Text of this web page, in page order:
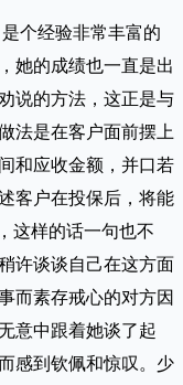
个经验非常丰富的
她的成绩也一直是出
说的方法，这正是与
法是在客户面前摆上
和应收金额，并口若
客户在投保后，将能
这样的话一句也不
许谈谈自己在这方面
而素存戒心的对方因
意中跟着她谈了起
感到钦佩和惊叹。少